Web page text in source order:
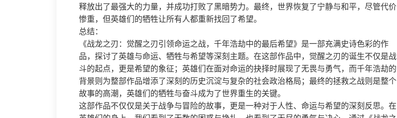
释放出了最强大的力量，并成功打败了黑暗势力。最终，世界恢复了宁静与和平，尽管代价
惨重，但英雄们的牺牲让所有人都重新找回了希望。
总结：
《战龙之刃：觉醒之刃引领命运之战，千年浩劫中的最后希望》是一部充满史诗色彩的作
品，探讨了英雄与命运、牺牲与希望等深刻主题。在这部作品中，觉醒之刃的诞生不仅是战
斗的起点，更是希望的象征；英雄们在面对命运的抉择时展现了无畏与勇气，而千年浩劫的
背景则为整部作品增添了深刻的历史沉淀与复杂的社会政治格局；最终的拯救之战则是整个
故事的高潮，英雄们的牺牲与奋斗成为了世界重生的关键。
这部作品不仅仅是关于战争与冒险的故事，更是一种对于人性、命运与希望的深刻反思。在